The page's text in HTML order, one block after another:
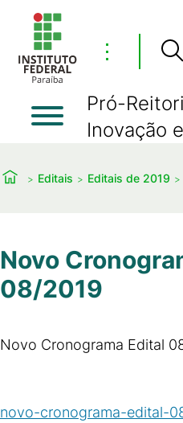
⋮
Pró-
Inovação
Editais Editais de 2019
Novo
08/2019
Novo Cronograma Edital
novo-cronograma-edital-